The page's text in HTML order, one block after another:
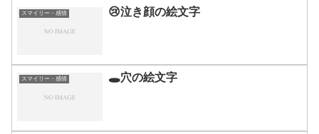
スマイリー・感情 😢泣き顔の絵文字
スマイリー・感情 🕳️穴の絵文字